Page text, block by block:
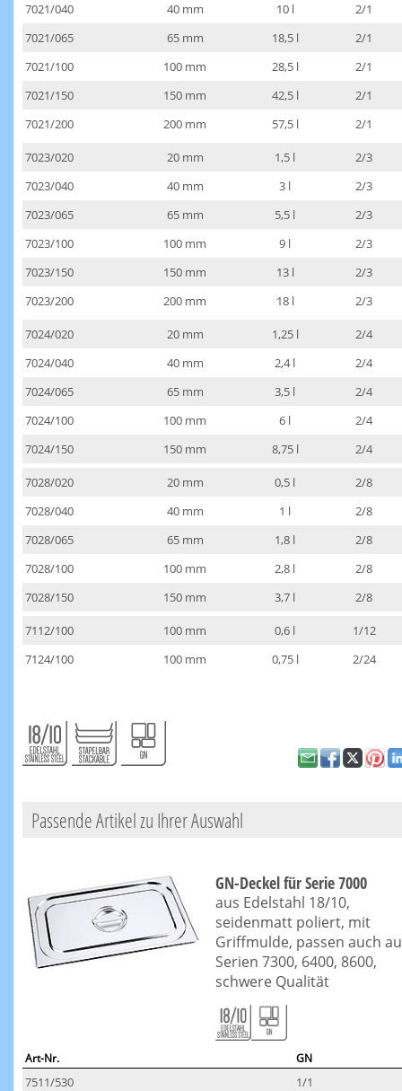
7021/040
40 mm 10 l
2/1
7021/065
65 mm 18,5 l
2/1
7021/100
100 mm 28,5 l
2/1
7021/150
150 mm 42,5 l
2/1
7021/200
200 mm 57,5 l 2/1
7023/020 20 mm 1,5 l
2/3
7023/040
40 mm 3 l
2/3
7023/065
65 mm 5,5 l
2/3
7023/100
100 mm 9 l
2/3
7023/150
150 mm 13 l
2/3
7023/200
200 mm 18 l 2/3
7024/020 20 mm 1,25 l
2/4
7024/040
40 mm 2,4 l
2/4
7024/065
65 mm 3,5 l
2/4
7024/100
100 mm 6 l
2/4
7024/150
150 mm 8,75 l 2/4
7028/020 20 mm 0,5 l
2/8
7028/040
40 mm 1 l
2/8
7028/065
65 mm 1,8 l
2/8
7028/100
100 mm 2,8 l
2/8
7028/150
150 mm 3,7 l 2/8
7112/100 100 mm 0,6 l
1/12
7124/100
100 mm 0,75 l 2/24
Passende Artikel zu Ihrer Auswahl
GN-Deckel für Serie 7000
aus Edelstahl 18/10,
seidenmatt poliert, mit
Griffmulde, passen auch
Serien 7300, 6400, 8600,
schwere Qualität
Art-Nr. GN
7511/530 1/1